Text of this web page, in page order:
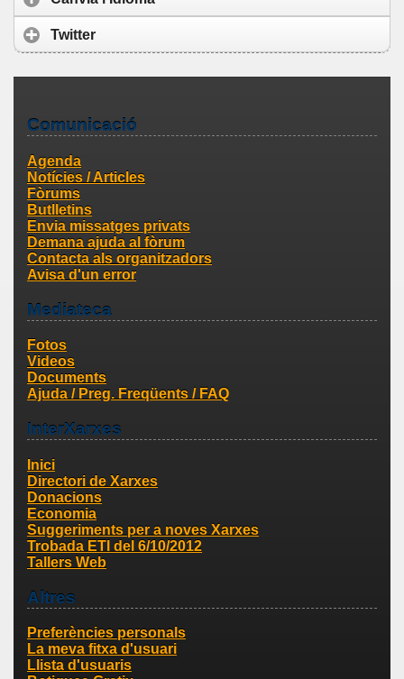
Twitter
Comunicació
Agenda
Notícies / Articles
Fòrums
Butlletins
Envia missatges privats
Demana ajuda al fòrum
Contacta als organitzadors
Avisa d'un error
Mediateca
Fotos
Videos
Documents
Ajuda / Preg. Freqüents / FAQ
InterXarxes
Inici
Directori de Xarxes
Donacions
Economia
Suggeriments per a noves Xarxes
Trobada ETI del 6/10/2012
Tallers Web
Altres
Preferències personals
La meva fitxa d'usuari
Llista d'usuaris